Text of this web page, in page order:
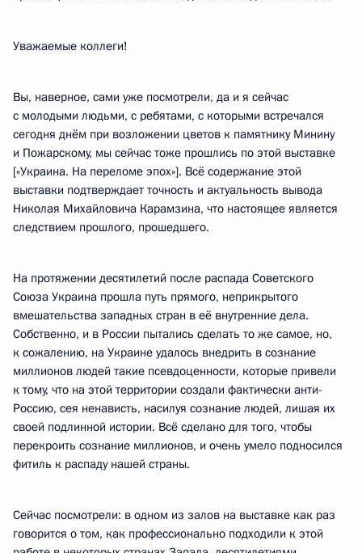
Уважаемые коллеги!
Вы, наверное, сами уже посмотрели, да и я сейчас
с молодыми людьми, с ребятами, с которыми встречался
сегодня днём при возложении цветов к памятнику Минину
и Пожарскому, мы сейчас тоже прошлись по этой выставке
[«Украина. На переломе эпох»]. Всё содержание этой
выставки подтверждает точность и актуальность вывода
Николая Михайловича Карамзина, что настоящее является
следствием прошлого, прошедшего.
На протяжении десятилетий после распада Советского
Союза Украина прошла путь прямого, неприкрытого
вмешательства западных стран в её внутренние дела.
Собственно, и в России пытались сделать то же самое, но,
к сожалению, на Украине удалось внедрить в сознание
миллионов людей такие псевдоценности, которые привели
к тому, что на этой территории создали фактически анти-
Россию, сея ненависть, насилуя сознание людей, лишая их
своей подлинной истории. Всё сделано для того, чтобы
перекроить сознание миллионов, и очень умело подносился
фитиль к распаду нашей страны.
Сейчас посмотрели: в одном из залов на выставке как раз
говорится о том, как профессионально подходили к этой